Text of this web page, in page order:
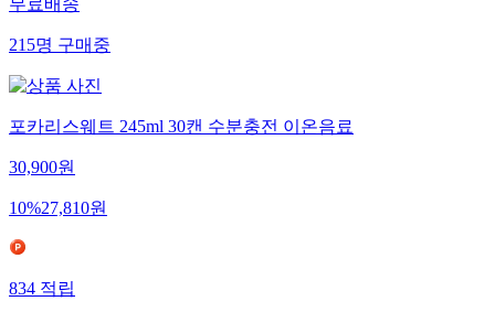
무료배송
215명구매중
포카리스웨트 245ml 30캔 수분충전 이온음료
30,900원
10%27,810원
834적립